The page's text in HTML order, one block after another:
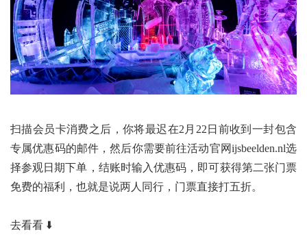
扫描会员卡消费之后，你将最迟在2月22日前收到一封包含
专属优惠码的邮件，然后你需要前往活动官网ijsbeelden.nl选
择参观日期下单，结账时输入优惠码，即可获得第二张门票
免费的福利，也就是说两人同行，门票直接打五折。
去看看 ⬇️